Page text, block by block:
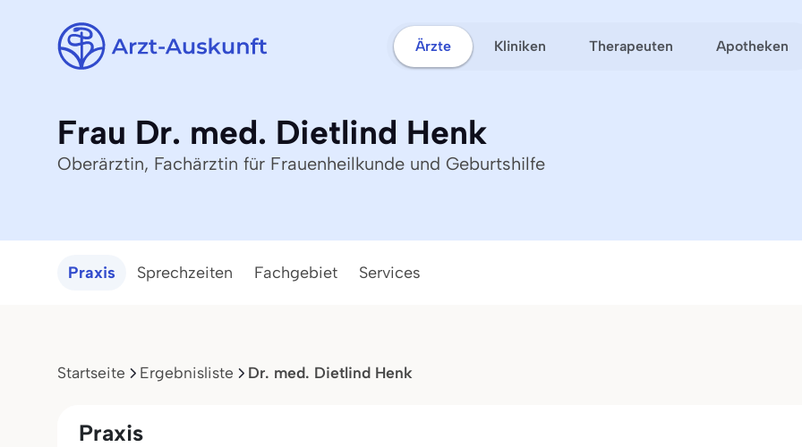
Ärzte Kliniken Therapeuten Apotheken
Frau Dr. med. Dietlind Henk
Oberärztin, Fachärztin für Frauenheilkunde und Geburtshilfe
Praxis Sprechzeiten Fachgebiet Services
Startseite Ergebnisliste Dr. med. Dietlind Henk
Praxis